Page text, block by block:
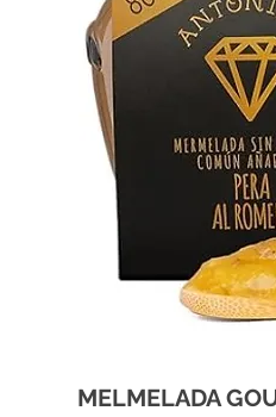
MELMELADA